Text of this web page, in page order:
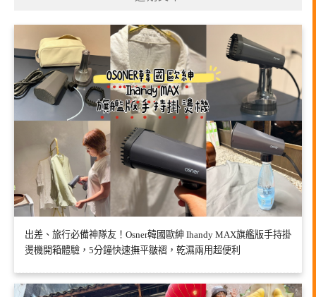
出差、旅行必備神隊友！Osner韓國歐紳 Ihandy MAX旗艦版手持掛
燙機開箱體驗，5分鐘快速撫平皺褶，乾濕兩用超便利